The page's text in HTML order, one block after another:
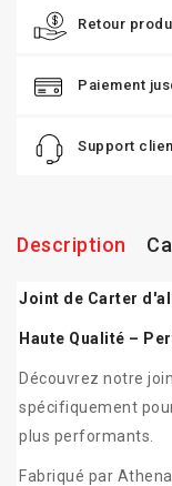
Retour
Paiement
Support
Description
Joint de Carter
Haute Qualité –
Découvrez notre
spécifiquement
plus performants.
Fabriqué par